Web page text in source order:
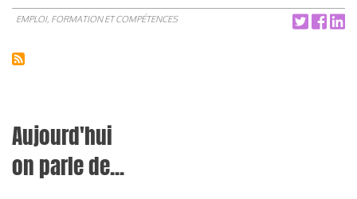
EMPLOI, FORMATION ET COMPÉTENCES
Aujourd'hui
on parle de...